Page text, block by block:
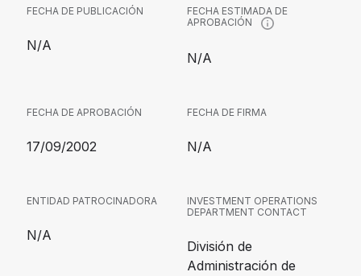
FECHA DE PUBLICACIÓN
N/A
FECHA ESTIMADA DE
APROBACIÓN
N/A
FECHA DE APROBACIÓN
17/09/2002
FECHA DE FIRMA
N/A
ENTIDAD PATROCINADORA
N/A
INVESTMENT OPERATIONS
DEPARTMENT CONTACT
División de
Administración de